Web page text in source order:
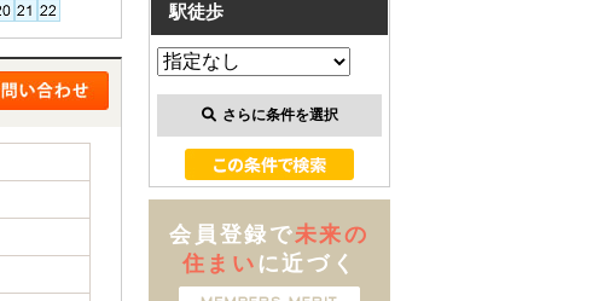
駅徒歩
さらに条件を選択
会員登録で未来の
住まい に近づく